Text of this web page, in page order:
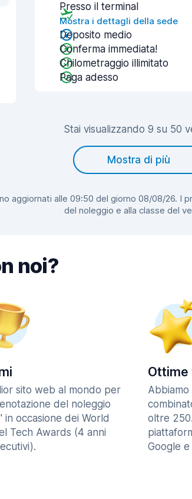
Presso il terminal
Mostra i dettagli della sede
Deposito medio
Conferma immediata!
Chilometraggio illimitato
Paga adesso
Stai visualizzando 9 su 50
Mostra di più
aggiornati alle 09:50 del giorno 08/08/26. I
del noleggio e alla classe del
noi?
sito web al mondo per
del noleggio
in occasione dei World
Tech Awards (4 anni
Ottime
oltre
Google